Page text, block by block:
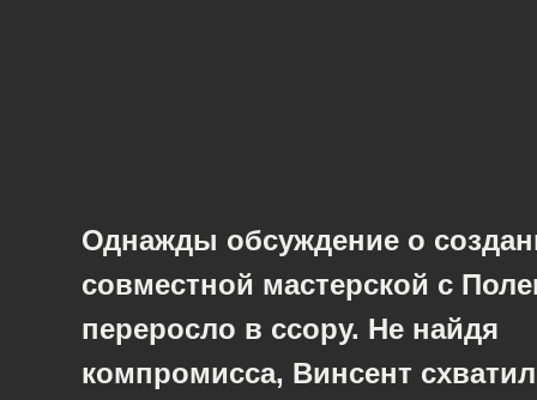
Однажды обсуждение о
совместной мастерской с
переросло в ссору. Не найдя
компромисса, Винсент